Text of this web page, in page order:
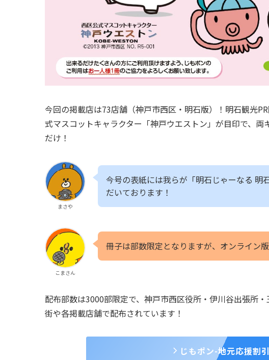
今回の掲載店は73店舗（神戸市西区・明石版）！明石観光
式マスコットキャラクター「神戸ウエストン」が目印で、両
だけ！
まさや
今号の表紙には我らが「明石じゃーなる 明
だいております！
こまさん
冊子は部数限定となりますが、オンライン
配布部数は3000部限定で、神戸市西区役所・伊川谷出張所
街や各掲載店舗で配布されています！
じもポン-地元応援割